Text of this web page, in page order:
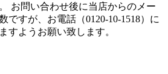
お問い合わせ後に当店からのメー
ですが、お電話（0120-10-1518）に
すようお願い致します。